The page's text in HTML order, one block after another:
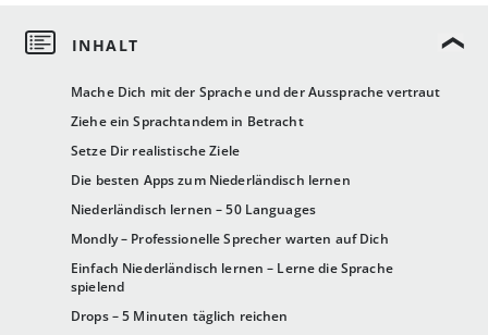
Mache Dich mit der Sprache und der Aussprache vertraut
Ziehe ein Sprachtandem in Betracht
Setze Dir realistische Ziele
Die besten Apps zum Niederländisch lernen
Niederländisch lernen – 50 Languages
Mondly – Professionelle Sprecher warten auf Dich
Einfach Niederländisch lernen – Lerne die Sprache
spielend
Drops – 5 Minuten täglich reichen